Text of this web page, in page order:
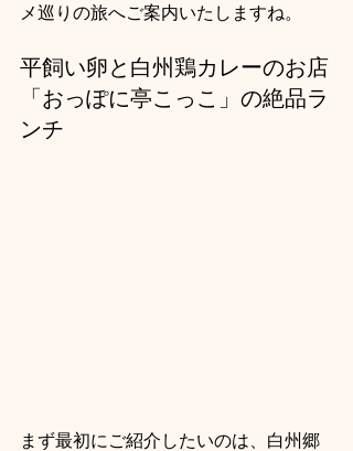
メ巡りの旅へご案内いたしますね。
平飼い卵と白州鶏カレーのお店
「おっぽに亭こっこ」の絶品ラ
ンチ
まず最初にご紹介したいのは、白州郷